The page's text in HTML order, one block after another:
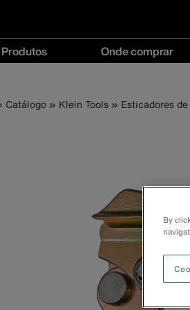
Produtos Onde comprar
menu
Catálogo Klein Tools Esticadores
By